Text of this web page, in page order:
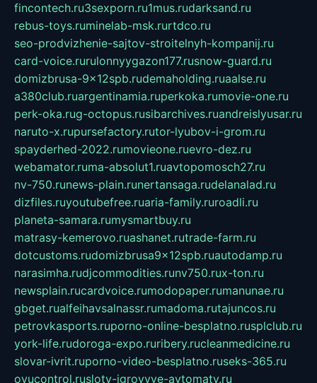
fincontech.ru3sexporn.ru1mus.rudarksand.ru
rebus-toys.ruminelab-msk.rurtdco.ru
seo-prodvizhenie-sajtov-stroitelnyh-kompanij.ru
card-voice.rurulonnyygazon177.rusnow-guard.ru
domizbrusa-9x12spb.rudemaholding.ruaalse.ru
a380club.ruargentinamia.ruperkoka.rumovie-one.ru
perk-oka.rug-octopus.rusibarchives.ruandreislyusar.ru
naruto-x.rupursefactory.rutor-lyubov-i-grom.ru
spayderhed-2022.rumovieone.ruevro-dez.ru
webamator.ruma-absolut1.ruavtopomosch27.ru
nv-750.runews-plain.runertansaga.rudelanalad.ru
dizfiles.ruyoutubefree.ruaria-family.ruroadli.ru
planeta-samara.rumysmartbuy.ru
matrasy-kemerovo.ruashanet.rutrade-farm.ru
dotcustoms.rudomizbrusa9x12spb.ruautodamp.ru
narasimha.rudjcommodities.runv750.rux-ton.ru
newsplain.rucardvoice.rumodopaper.rumanunae.ru
gbget.rualfeihavsalnassr.rumadoma.rutajuncos.ru
petrovkasports.ruporno-online-besplatno.rusplclub.ru
york-life.rudoroga-expo.ruribery.rucleanmedicine.ru
slovar-ivrit.ruporno-video-besplatno.ruseks-365.ru
ovucontrol.rusloty-igrovyye-avtomaty.ru